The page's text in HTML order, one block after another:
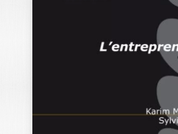
ACQUISITIONS